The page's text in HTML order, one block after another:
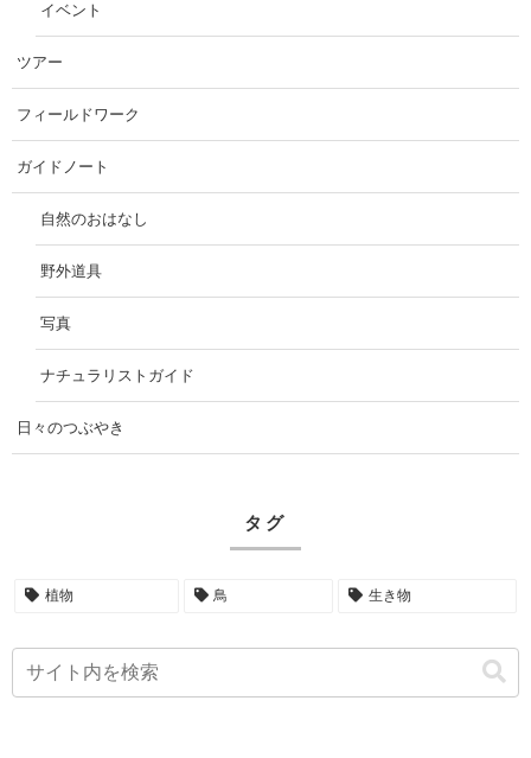
イベント
ツアー
フィールドワーク
ガイドノート
自然のおはなし
野外道具
写真
ナチュラリストガイド
日々のつぶやき
タグ
植物 鳥 生き物